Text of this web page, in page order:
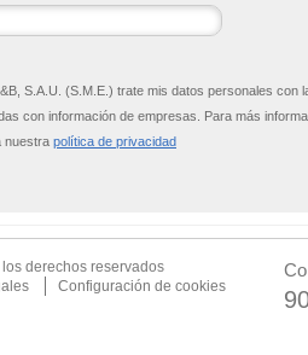
S.A.U. (S.M.E.) trate mis datos personales
con información de empresas. Para más
nuestra política de privacidad
los derechos reservados
Configuración de cookies